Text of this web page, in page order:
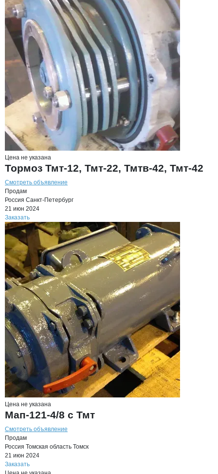
Цена не указана
Тормоз Тмт-12, Тмт-22, Тмтв-42, Тмт-42
Смотреть объявление
Продам
Россия Санкт-Петербург
21 июн 2024
Заказать
Цена не указана
Мап-121-4/8 с Тмт
Смотреть объявление
Продам
Россия Томская область Томск
21 июн 2024
Заказать